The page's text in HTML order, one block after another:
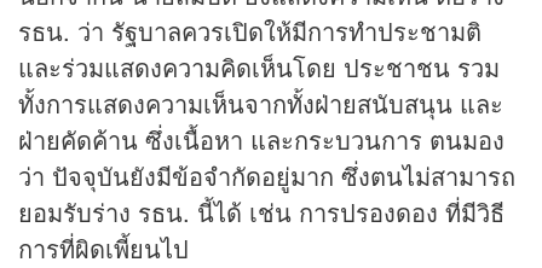
รธน. ว่า รัฐบาลควรเปิดให้มีการทำประชามติ
และร่วมแสดงความคิดเห็นโดย ประชาชน รวม
ทั้งการแสดงความเห็นจากทั้งฝ่ายสนับสนุน และ
ฝ่ายคัดค้าน ซึ่งเนื้อหา และกระบวนการ ตนมอง
ว่า ปัจจุบันยังมีข้อจำกัดอยู่มาก ซึ่งตนไม่สามารถ
ยอมรับร่าง รธน. นี้ได้ เช่น การปรองดอง ที่มีวิธี
การที่ผิดเพี้ยนไป